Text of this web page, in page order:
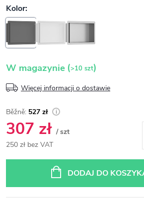
W magazynie (>10 szt)
Więcej informacji o dostawie
527 zł
307 zł / szt
250 zł bez VAT
DODAJ DO